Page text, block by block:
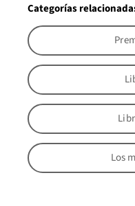
Categorías
Los